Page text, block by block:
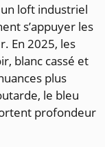
loft industriel
s’appuyer les
En 2025, les
blanc cassé et
plus
le bleu
profondeur